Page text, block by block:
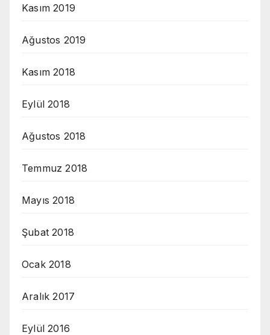
Kasım 2019
Ağustos 2019
Kasım 2018
Eylül 2018
Ağustos 2018
Temmuz 2018
Mayıs 2018
Şubat 2018
Ocak 2018
Aralık 2017
Eylül 2016